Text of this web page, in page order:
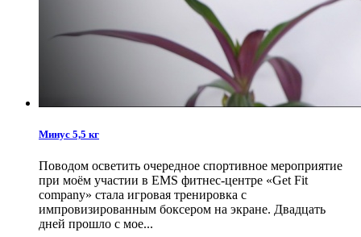
Минус 5,5 кг
Поводом осветить очередное спортивное мероприятие
при моём участии в EMS фитнес-центре «Get Fit
company» стала игровая тренировка с
импровизированным боксером на экране. Двадцать
дней прошло с мое...